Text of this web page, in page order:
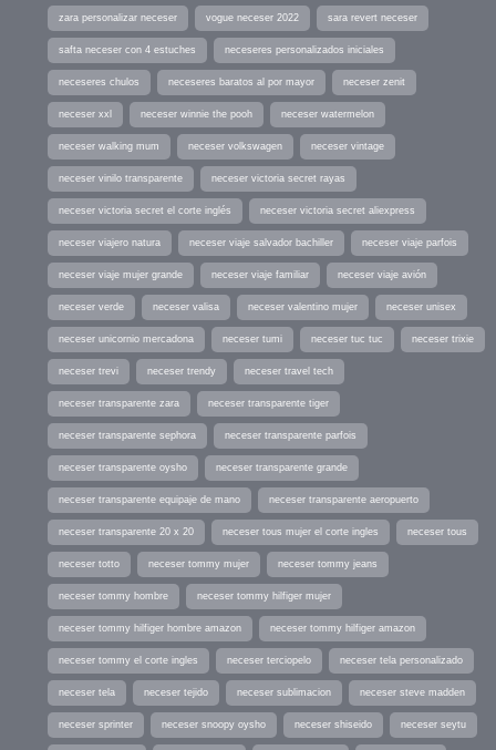
zara personalizar neceser vogue neceser 2022 sara revert neceser
safta neceser con 4 estuches neceseres personalizados iniciales
neceseres chulos neceseres baratos al por mayor neceser zenit
neceser xxl neceser winnie the pooh neceser watermelon
neceser walking mum neceser volkswagen neceser vintage
neceser vinilo transparente neceser victoria secret rayas
neceser victoria secret el corte inglés neceser victoria secret aliexpress
neceser viajero natura neceser viaje salvador bachiller neceser viaje parfois
neceser viaje mujer grande neceser viaje familiar neceser viaje avión
neceser verde neceser valisa neceser valentino mujer neceser unisex
neceser unicornio mercadona neceser tumi neceser tuc tuc neceser trixie
neceser trevi neceser trendy neceser travel tech
neceser transparente zara neceser transparente tiger
neceser transparente sephora neceser transparente parfois
neceser transparente oysho neceser transparente grande
neceser transparente equipaje de mano neceser transparente aeropuerto
neceser transparente 20 x 20 neceser tous mujer el corte ingles neceser tous
neceser totto neceser tommy mujer neceser tommy jeans
neceser tommy hombre neceser tommy hilfiger mujer
neceser tommy hilfiger hombre amazon neceser tommy hilfiger amazon
neceser tommy el corte ingles neceser terciopelo neceser tela personalizado
neceser tela neceser tejido neceser sublimacion neceser steve madden
neceser sprinter neceser snoopy oysho neceser shiseido neceser seytu